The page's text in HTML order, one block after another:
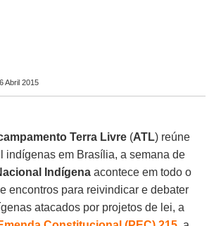
Abril 2015
Terra Livre (ATL) reúne
indígenas em Brasília, a semana de
Indígena acontece em todo o
encontros para reivindicar e debater
atacados por projetos de lei, a